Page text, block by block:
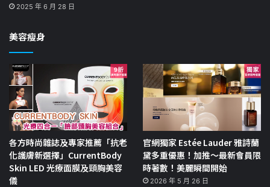
2025 年 6 月 28 日
美容瘦身
各方時尚雜誌及專家推薦「抗老
化護膚新選擇」CurrentBody
Skin LED 光療面膜及頸胸美容
儀
官網獨家 Estée Lauder 雅詩蘭
黛多重優惠！加推～最新會員限
時著數！美麗瞬間開始
2026 年 5 月 26 日